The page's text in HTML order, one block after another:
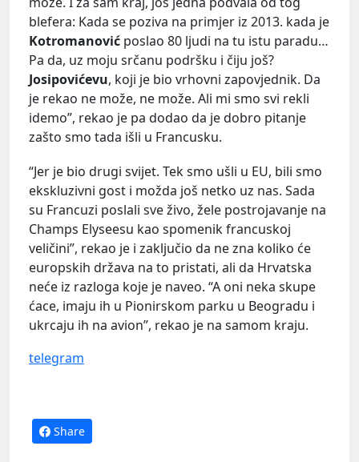
blefera: Kada se poziva na primjer iz 2013. kada je
Kotromanović poslao 80 ljudi na tu istu paradu…
Pa da, uz moju srčanu podršku i čiju još?
Josipovićevu, koji je bio vrhovni zapovjednik. Da
je rekao ne može, ne može. Ali mi smo svi rekli
idemo”, rekao je pa dodao da je dobro pitanje
zašto smo tada išli u Francusku.
“Jer je bio drugi svijet. Tek smo ušli u EU, bili smo
ekskluzivni gost i možda još netko uz nas. Sada
su Francuzi poslali sve živo, žele postrojavanje na
Champs Elyseesu kao spomenik francuskoj
veličini”, rekao je i zaključio da ne zna koliko će
europskih država na to pristati, ali da Hrvatska
neće iz razloga koje je naveo. “A oni neka skupe
ćace, imaju ih u Pionirskom parku u Beogradu i
ukrcaju ih na avion”, rekao je na samom kraju.
telegram
Share